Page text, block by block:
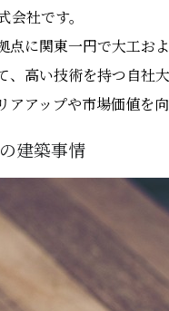
会社です。
に関東一円で大工お
、高い技術を持つ自社
アップや市場価値を
建築事情